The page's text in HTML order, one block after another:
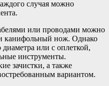
случая можно
или проводами можно
канифольный нож. Однако
или с оплеткой,
инструменты.
зачистки, а также
вариантом.